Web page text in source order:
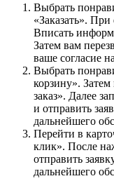
Выбрать
«Заказать».
Вписать
Затем вам
ваше согласие
Выбрать
корзину».
заказ». Далее
и отправить
дальнейшего
Перейти в
клик». После
отправить
дальнейшего